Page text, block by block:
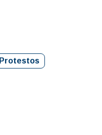
Protestos